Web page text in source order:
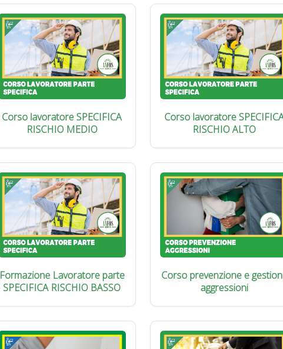
Corso lavoratore SPECIFICA
RISCHIO MEDIO
Corso lavoratore
RISCHIO ALTO
Formazione Lavoratore parte
SPECIFICA RISCHIO BASSO
Corso prevenzione e
aggressioni